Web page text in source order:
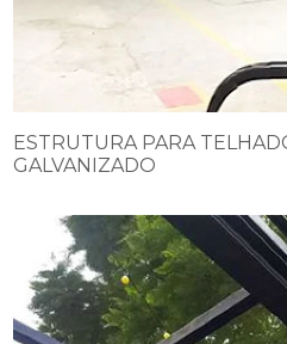
ESTRUTURA PARA
GALVANIZADO